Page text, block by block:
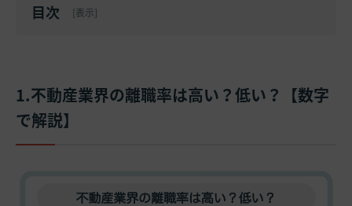
目次 [表示]
1.不動産業界の離職率は高い？低い？【数字
で解説】